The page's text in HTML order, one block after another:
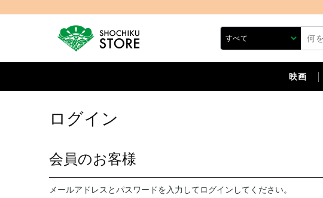
映画
ログイン
会員のお客様
メールアドレスとパスワードを入力してログインしてください。